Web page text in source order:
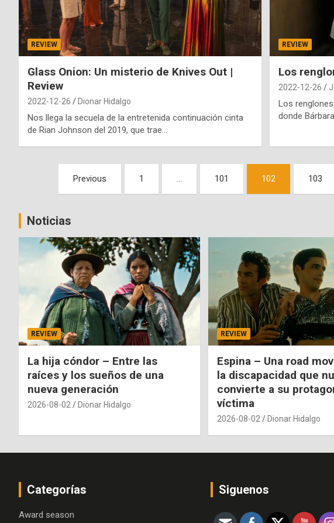
REVIEW
Glass Onion: Un misterio de Knives Out |
Review
2022-12-26 Dionar Hidalgo
Nos llega la secuela de la entretenida continuación cinta
de Rian Johnson del 2019, que trae…
REVIEW
Los
2022-12-26
Los
donde
Paginación
entradas
Previous 1 101 102 103
Noticias
REVIEW
La hija cóndor – Entre las
raíces y los sueños de una
nueva generación
2026-08-02 Dionar Hidalgo
REVIEW
Espina – Una road
la discapacidad que
convierte a su
víctima
2026-08-02 Dionar Hidalgo
Categorías
Award season
Siguenos